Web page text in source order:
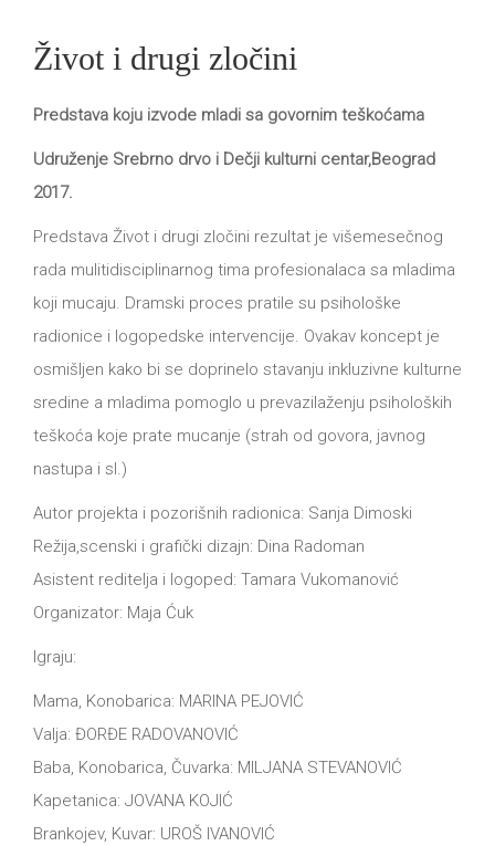
Život i drugi zločini
Predstava koju izvode mladi sa govornim teškoćama
Udruženje Srebrno drvo i Dečji kulturni centar,Beograd
2017.
Predstava Život i drugi zločini rezultat je višemesečnog
rada mulitidisciplinarnog tima profesionalaca sa mladima
koji mucaju. Dramski proces pratile su psihološke
radionice i logopedske intervencije. Ovakav koncept je
osmišljen kako bi se doprinelo stavanju inkluzivne kulturne
sredine a mladima pomoglo u prevazilaženju psiholoških
teškoća koje prate mucanje (strah od govora, javnog
nastupa i sl.)
Autor projekta i pozorišnih radionica: Sanja Dimoski
Režija,scenski i grafički dizajn: Dina Radoman
Asistent reditelja i logoped: Tamara Vukomanović
Organizator: Maja Ćuk
Igraju:
Mama, Konobarica: MARINA PEJOVIĆ
Valja: ĐORĐE RADOVANOVIĆ
Baba, Konobarica, Čuvarka: MILJANA STEVANOVIĆ
Kapetanica: JOVANA KOJIĆ
Brankojev, Kuvar: UROŠ IVANOVIĆ